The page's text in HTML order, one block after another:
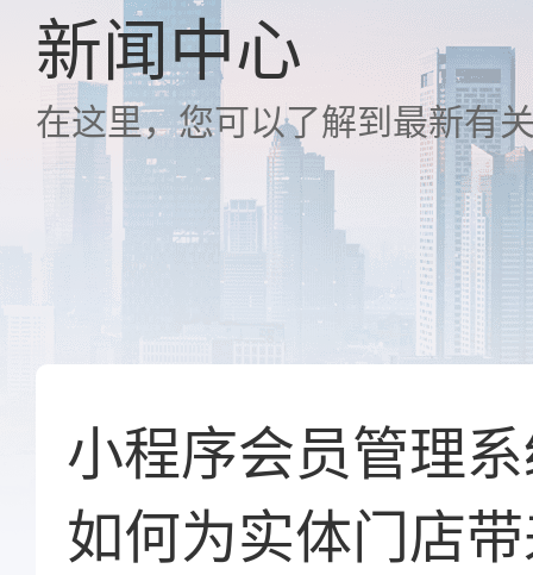
新闻中心
在这里，您可以了解到最新有
小程序会员管理
如何为实体门店